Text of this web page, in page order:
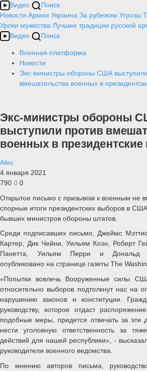
Видео
Поиск
Новости Армия Украина За рубежом Угрозы
Уроки мужества Лучшие традиции русской
Видео
Поиск
Военная платформа
Новости
Экс-министры обороны США
вмешательства военных в
Экс-министры обороны
выступили против
военных в
Alex
4 января 2021
790 0 0
Открытое письмо с призывом к военным не
спорные итоги президентских выборов в
бывших министров обороны штатов.
Среди подписавших письмо, Джеймс
Картер, Дик Чейни, Уильям Коэн, Роберт
Панетта, Уильям Перри и Дональд
опубликовано на странице газеты The
«Попытки вовлечь Вооруженные силы
относительно выборов подтолкнут нас на
нарушению законов и конституции.
руководству, которое отдаст
подобные меры, придется отвечать за эти
нести уголовную ответственность за
действий для нашей республики», -
руководители военного ведомства.
По мнению авторов письма,